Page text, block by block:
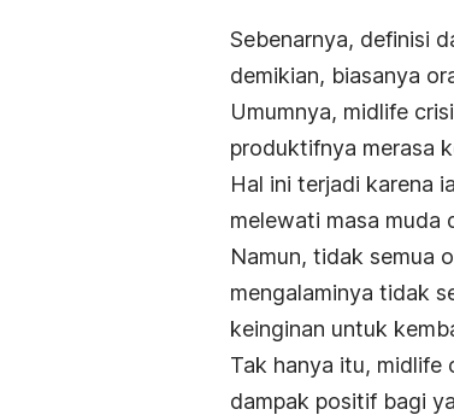
Sebenarnya, definisi
demikian, biasanya
Umumnya, midlife
produktifnya merasa
Hal ini terjadi karena
melewati masa muda
Namun, tidak semua
mengalaminya tidak
keinginan untuk
Tak hanya itu, midlife
dampak positif bagi